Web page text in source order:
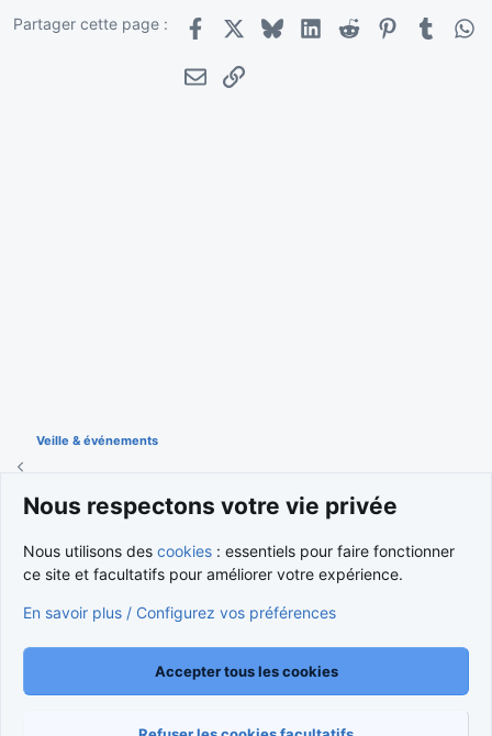
Partager cette page :
Facebook
X BlueskyLinkedInRedditPinterestTumblr
E-mailLien
Veille & événements
Nous contacter
Conditions et règlement
Politique de confidentialité
Aide Accueil
R
Community platform by XenForo®
© 2010-2026 XenForo Ltd.
Nous respectons votre vie privée
Nous utilisons des cookies : essentiels pour faire fonctionner
ce site et facultatifs pour améliorer votre expérience.
En savoir plus / Configurez vos préférences
Accepter tous les cookies